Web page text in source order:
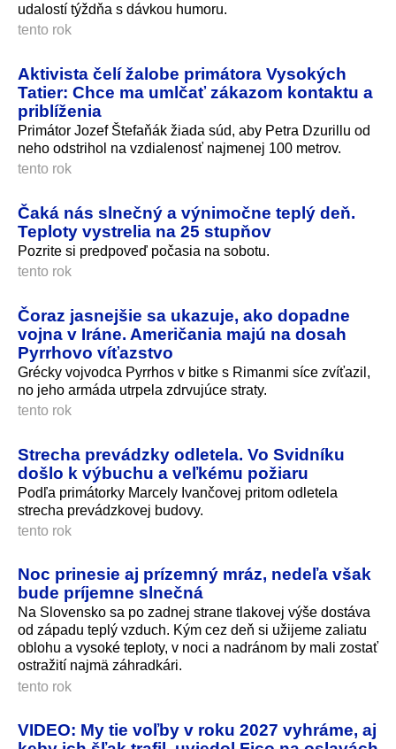
udalostí týždňa s dávkou humoru.
tento rok
Aktivista čelí žalobe primátora Vysokých
Tatier: Chce ma umlčať zákazom kontaktu a
priblíženia
Primátor Jozef Štefaňák žiada súd, aby Petra Dzurillu od
neho odstrihol na vzdialenosť najmenej 100 metrov.
tento rok
Čaká nás slnečný a výnimočne teplý deň.
Teploty vystrelia na 25 stupňov
Pozrite si predpoveď počasia na sobotu.
tento rok
Čoraz jasnejšie sa ukazuje, ako dopadne
vojna v Iráne. Američania majú na dosah
Pyrrhovo víťazstvo
Grécky vojvodca Pyrrhos v bitke s Rimanmi síce zvíťazil,
no jeho armáda utrpela zdrvujúce straty.
tento rok
Strecha prevádzky odletela. Vo Svidníku
došlo k výbuchu a veľkému požiaru
Podľa primátorky Marcely Ivančovej pritom odletela
strecha prevádzkovej budovy.
tento rok
Noc prinesie aj prízemný mráz, nedeľa však
bude príjemne slnečná
Na Slovensko sa po zadnej strane tlakovej výše dostáva
od západu teplý vzduch. Kým cez deň si užijeme zaliatu
oblohu a vysoké teploty, v noci a nadránom by mali zostať
ostražití najmä záhradkári.
tento rok
VIDEO: My tie voľby v roku 2027 vyhráme, aj